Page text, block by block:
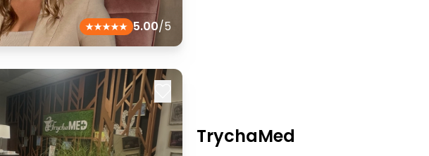
5.00/5
TrychaMed